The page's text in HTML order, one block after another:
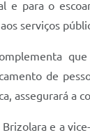
e para o
serviços
de
assegurará a
e a